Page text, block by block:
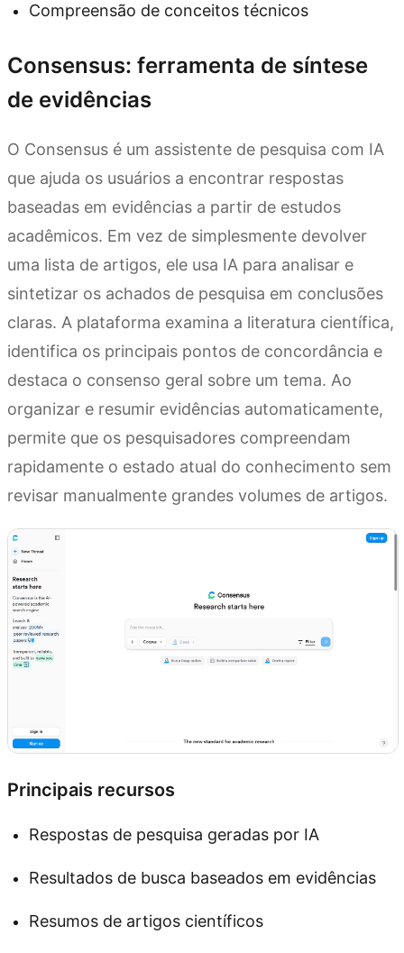
Compreensão de conceitos técnicos
Consensus: ferramenta de síntese
de evidências
O Consensus é um assistente de pesquisa com IA
que ajuda os usuários a encontrar respostas
baseadas em evidências a partir de estudos
acadêmicos. Em vez de simplesmente devolver
uma lista de artigos, ele usa IA para analisar e
sintetizar os achados de pesquisa em conclusões
claras. A plataforma examina a literatura científica,
identifica os principais pontos de concordância e
destaca o consenso geral sobre um tema. Ao
organizar e resumir evidências automaticamente,
permite que os pesquisadores compreendam
rapidamente o estado atual do conhecimento sem
revisar manualmente grandes volumes de artigos.
Principais recursos
Respostas de pesquisa geradas por IA
Resultados de busca baseados em evidências
Resumos de artigos científicos